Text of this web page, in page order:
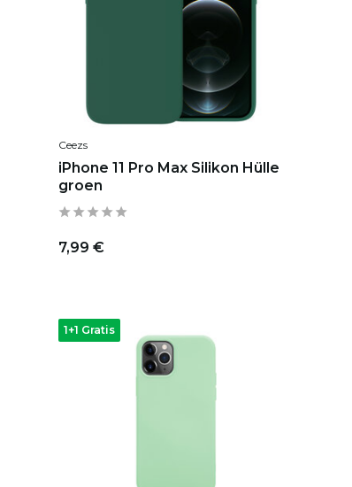
Ceezs
iPhone 11 Pro Max Silikon Hülle
groen
7,99 €
1+1 Gratis